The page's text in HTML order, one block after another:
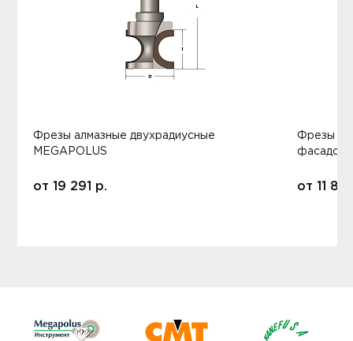
Фрезы алмазные двухрадиусные
MEGAPOLUS
от 19 291 р.
Фрезы
фасадов
от 11